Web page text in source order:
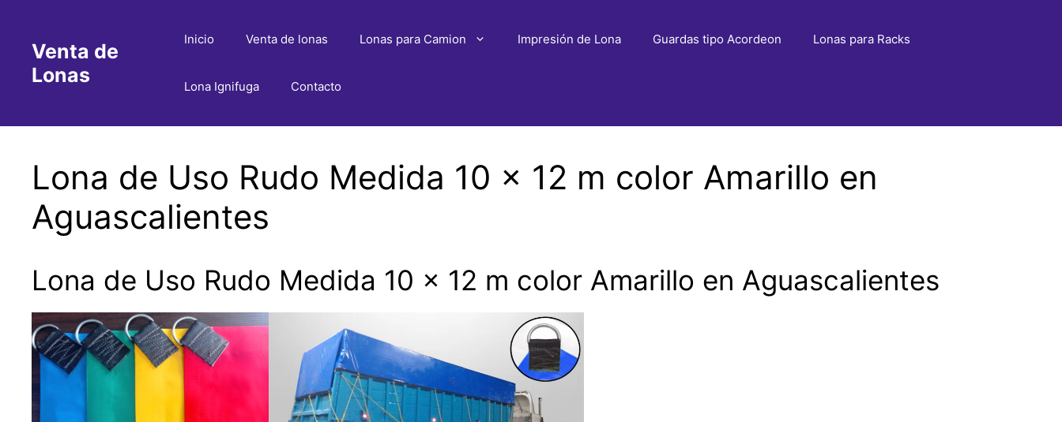
contenidoVenta de
Lonas
Inicio Venta de lonas Lonas para Camion Impresión de Lona Guardas tipo Acordeon Lonas para Racks
Lona Ignifuga Contacto
Lona de Uso Rudo Medida 10 x 12 m color Amarillo en
Aguascalientes
Lona de Uso Rudo Medida 10 x 12 m color Amarillo en Aguascalientes